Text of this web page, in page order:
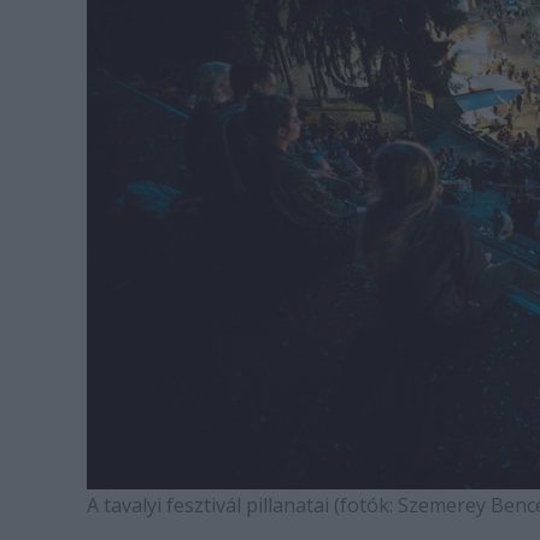
A tavalyi fesztivál pillanatai (fotók: Szemerey